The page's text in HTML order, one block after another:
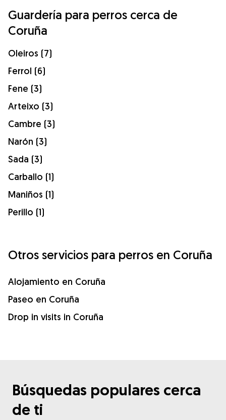
Guardería para perros cerca de
Coruña
Oleiros (7)
Ferrol (6)
Fene (3)
Arteixo (3)
Cambre (3)
Narón (3)
Sada (3)
Carballo (1)
Maniños (1)
Perillo (1)
Otros servicios para perros en Coruña
Alojamiento en Coruña
Paseo en Coruña
Drop in visits in Coruña
Búsquedas populares cerca
de ti